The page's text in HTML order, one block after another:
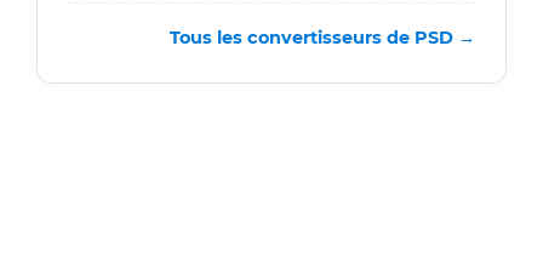
Tous les convertisseurs de PSD →